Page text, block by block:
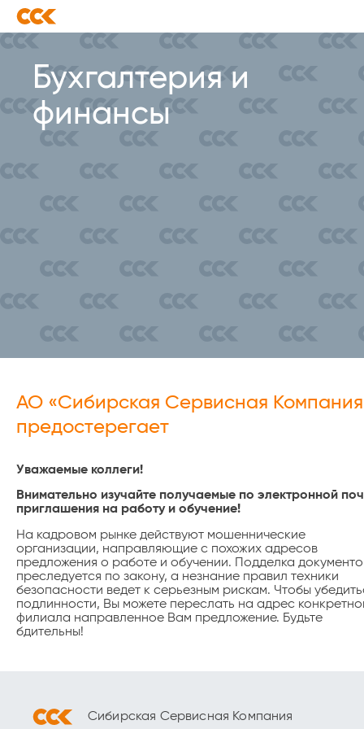
Бухгалтерия и
финансы
АО «Сибирская Сервисная
предостерегает
Уважаемые коллеги!
Внимательно изучайте получаемые по электронной
приглашения на работу и обучение!
На кадровом рынке действуют мошеннические
организации, направляющие с похожих адресов
предложения о работе и обучении. Подделка
преследуется по закону, а незнание правил техники
безопасности ведет к серьезным рискам. Чтобы
подлинности, Вы можете переслать на адрес
филиала направленное Вам предложение. Будьте
бдительны!
Сибирская Сервисная Компания